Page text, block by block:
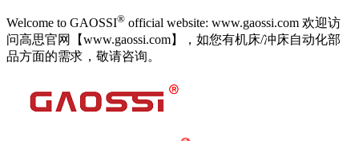
Welcome to GAOSSI® official website: www.gaossi.com 欢迎访
问高思官网【www.gaossi.com】，如您有机床/冲床自动化部
品方面的需求，敬请咨询。